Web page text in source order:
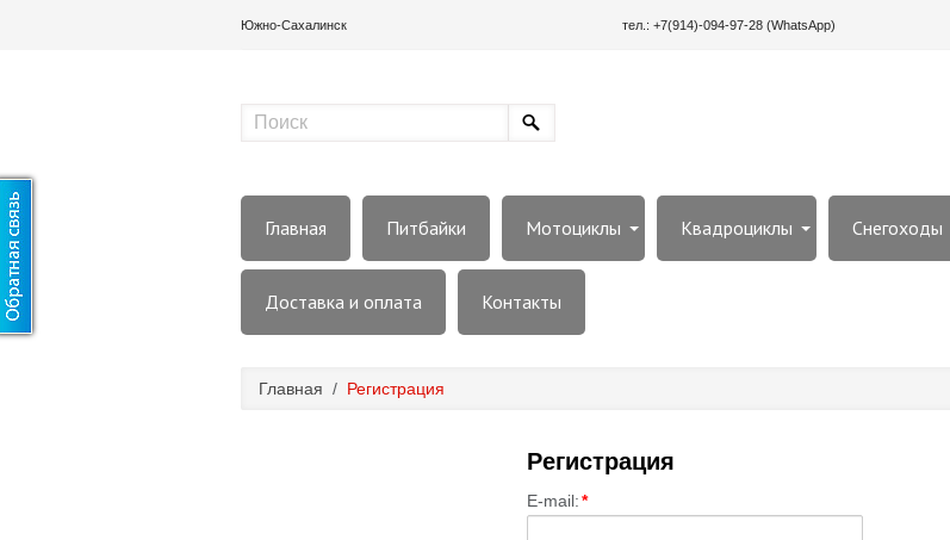
Южно-Сахалинск тел.: +7(914)-094-97-28 (WhatsApp)
Главная Питбайки Мотоциклы Квадроциклы Снегоходы
Доставка и оплата Контакты
Главная / Регистрация
Регистрация
E-mail:*